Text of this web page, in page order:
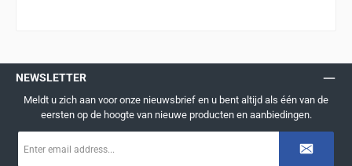
NEWSLETTER
Meldt u zich aan voor onze nieuwsbrief en u bent altijd als één van de
eersten op de hoogte van nieuwe producten en aanbiedingen.
mailadres